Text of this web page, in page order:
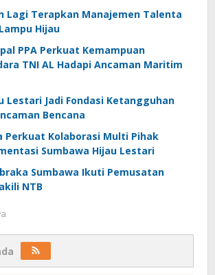
Lagi Terapkan Manajemen Talenta
Hijau
PPA Perkuat Kemampuan
TNI AL Hadapi Ancaman Maritim
Lestari Jadi Fondasi Ketangguhan
Bencana
Perkuat Kolaborasi Multi Pihak
Sumbawa Hijau Lestari
Sumbawa Ikuti Pemusatan
NTB